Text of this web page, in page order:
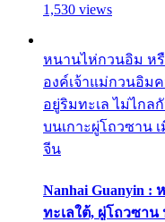
1,530 views
หนานไห่กวนอิม หรื
องค์เจ้าแม่กวนอิม
อยู่ริมทะเล ไม่ไกล
บนเกาะผู่โถวซาน
จีน
Nanhai Guanyin
ทะเลใต้, ผู่โถวซาน